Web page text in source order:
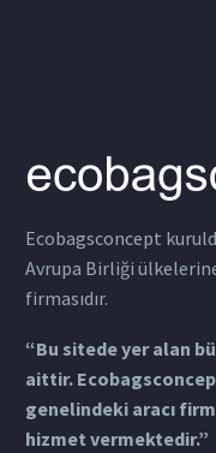
Ecobagsconcept
Avrupa Birliği
firmasıdır.
“Bu sitede yer alan
aittir.
genelindeki aracı
hizmet vermektedir.”